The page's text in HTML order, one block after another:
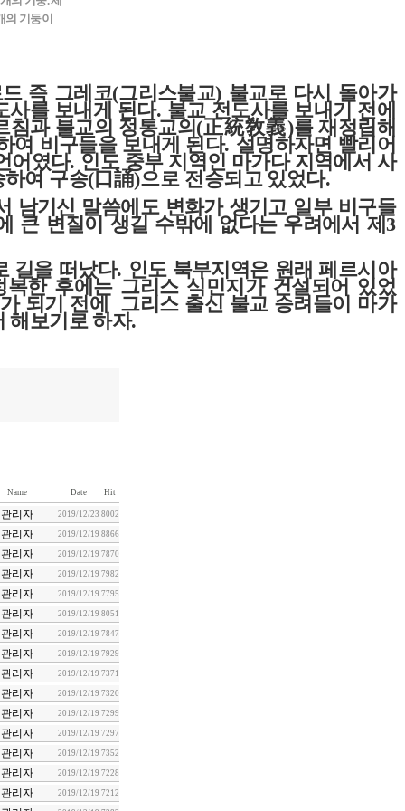
의 기둥이
즉 그레코(그리스불교) 불교로 다시 돌아가
사를 보내게 된다. 불교 전도사를 보내기 전에
과 불교의 정통교의 (正統敎義)를 재정립해
여 비구들을 보내게 된다. 설명하자면 빨리어
어였다. 인도 중부 지역인 마가다 지역에서 사
여 구송(口誦)으로전승되고 있었다.
남기신 말씀에도 변화가 생기고 일부 비구들
큰 변질이 생길 수밖에 없다는 우려에서 제 3
길을 떠났다. 인도 북부지역은 원래 페르시아
한 후에는 그리스 식민지가 건설되어 있었
되기 전에 그리스 출신 불교 승려들이 마가
해보기로 하자.
Name Date Hit
관리자 2019/12/23 8002
관리자 2019/12/19 8866
관리자 2019/12/19 7870
관리자 2019/12/19 7982
관리자 2019/12/19 7795
관리자 2019/12/19 8051
관리자 2019/12/19 7847
관리자 2019/12/19 7929
관리자 2019/12/19 7371
관리자 2019/12/19 7320
관리자 2019/12/19 7299
관리자 2019/12/19 7297
관리자 2019/12/19 7352
관리자 2019/12/19 7228
관리자 2019/12/19 7212